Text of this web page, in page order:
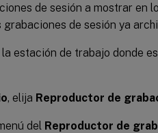
de sesión a mostrar en
de sesión ya
estación de trabajo donde
, elija Reproductor de
del Reproductor de